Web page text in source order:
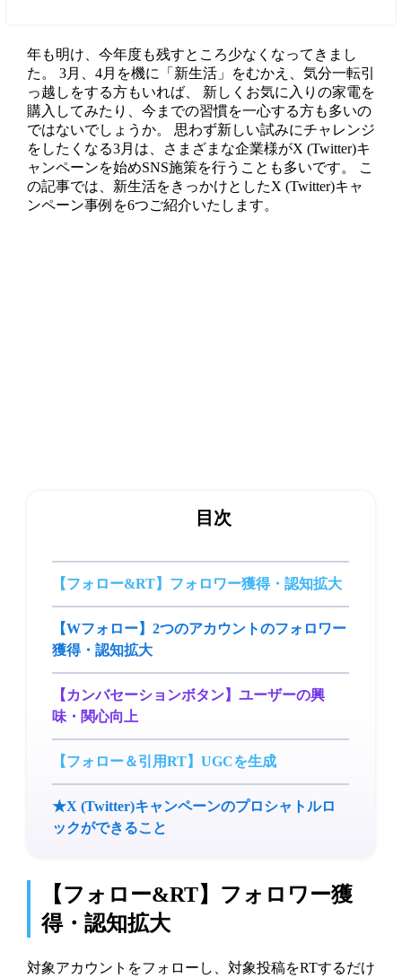
年も明け、今年度も残すところ少なくなってきまし
た。 3月、4月を機に「新生活」をむかえ、気分一転引
っ越しをする方もいれば、 新しくお気に入りの家電を
購入してみたり、今までの習慣を一心する方も多いの
ではないでしょうか。 思わず新しい試みにチャレンジ
をしたくなる3月は、さまざまな企業様がX (Twitter)キ
ャンペーンを始めSNS施策を行うことも多いです。 こ
の記事では、新生活をきっかけとしたX (Twitter)キャ
ンペーン事例を6つご紹介いたします。
目次
【フォロー&RT】フォロワー獲得・認知拡大
【Wフォロー】2つのアカウントのフォロワー
獲得・認知拡大
【カンバセーションボタン】ユーザーの興
味・関心向上
【フォロー＆引用RT】UGCを生成
★X (Twitter)キャンペーンのプロシャトルロ
ックができること
【フォロー&RT】フォロワー獲
得・認知拡大
対象アカウントをフォローし、対象投稿をRTするだけ